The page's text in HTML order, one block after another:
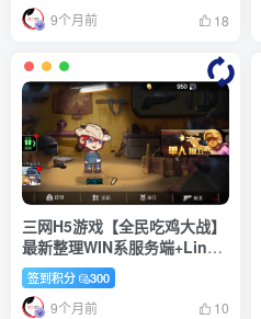
9个月前 18
三网H5游戏【全民吃鸡大战】
最新整理WIN系服务端+Linux
手工服务端+详细搭建教程+源
码签到积分 300
9个月前 10